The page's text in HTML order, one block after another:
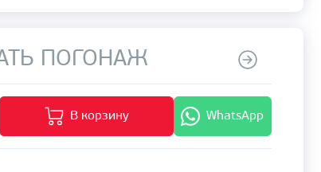
ПОГОНАЖ
В корзину WhatsApp